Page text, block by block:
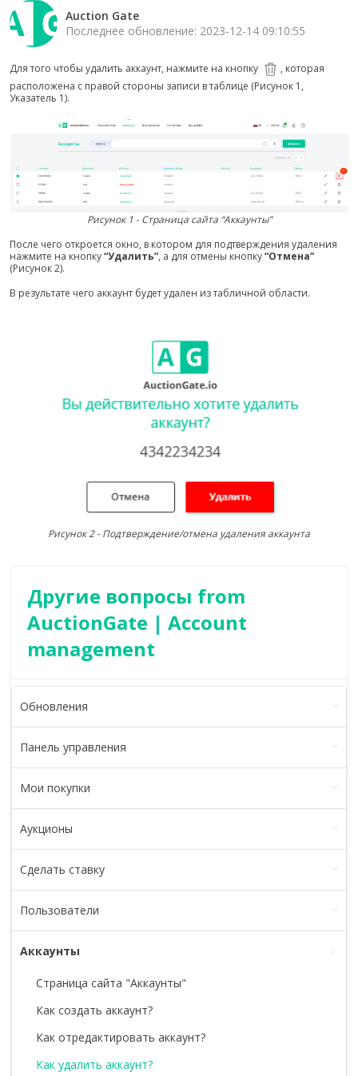
Auction Gate
Последнее обновление: 2023-12-14 09:10:55
Для того чтобы удалить аккаунт, нажмите на кнопку
, которая
расположена с правой стороны записи в таблице (Рисунок 1,
Указатель 1).
Рисунок 1 - Страница сайта “Аккаунты”
После чего откроется окно, в котором для подтверждения удаления
нажмите на кнопку“Удалить”, а для отмены кнопку“Отмена”
(Рисунок 2).
В результате чего аккаунт будет удален из табличной области.
Рисунок 2 - Подтверждение/отмена удаления аккаунта
Другие вопросы from
AuctionGate | Account
management
Обновления
Панель управления
Мои покупки
Аукционы
Сделать ставку
Пользователи
Аккаунты
Страница сайта "Аккаунты"
Как создать аккаунт?
Как отредактировать аккаунт?
Как удалить аккаунт?